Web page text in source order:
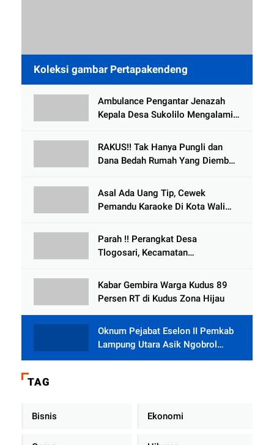
Koleksi gambar Pertapakendeng
Ambulance Pengantar Jenazah
Kepala Desa Sukolilo Mengalami
Meninggal Dunia
RAKUS!! Tak Hanya Pungli dan
Dana Bedah Rumah Yang Diembat,
Tlogowungu, di Duga
Selewengkan Bantuan Mushola
Asal Ada Uang Tip, Cewek
Pemandu Karaoke Di Kota Wali
Parah !! Perangkat Desa
Tlogosari, Kecamatan
Rumah dari BAZNAS
Kabar Gembira Warga Kudus 89
Persen RT di Kudus Zona Hijau
Oknum Pejabat Eselon II Pemkab
Lampung Utara Asik Ngobrol
Dengan Teman Kencan Wanitanya
TAG
Bisnis Ekonomi